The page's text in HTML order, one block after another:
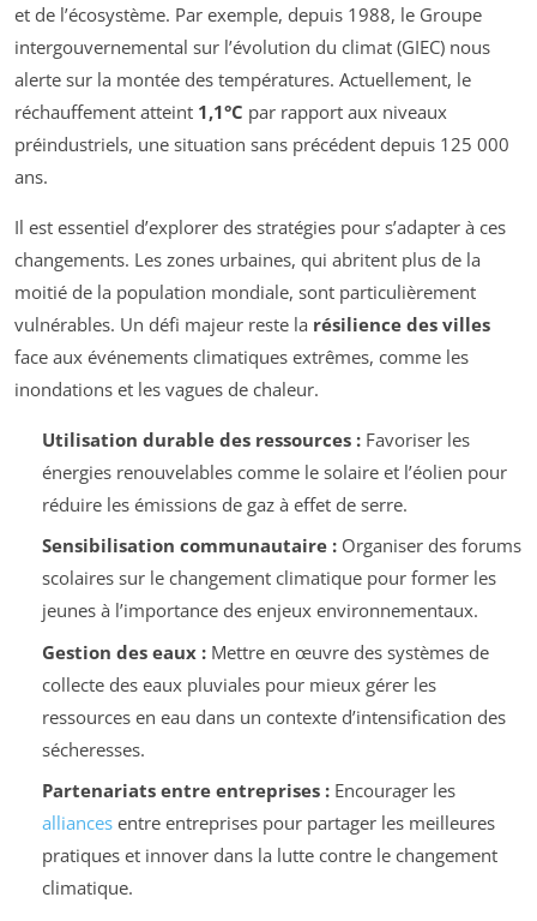
et de l’écosystème. Par exemple, depuis 1988, le Groupe
intergouvernemental sur l’évolution du climat (GIEC) nous
alerte sur la montée des températures. Actuellement, le
réchauffement atteint 1,1°C par rapport aux niveaux
préindustriels, une situation sans précédent depuis 125 000
ans.
Il est essentiel d’explorer des stratégies pour s’adapter à ces
changements. Les zones urbaines, qui abritent plus de la
moitié de la population mondiale, sont particulièrement
vulnérables. Un défi majeur reste la résilience des villes
face aux événements climatiques extrêmes, comme les
inondations et les vagues de chaleur.
Utilisation durable des ressources :Favoriser les
énergies renouvelables comme le solaire et l’éolien pour
réduire les émissions de gaz à effet de serre.
Sensibilisation communautaire :Organiser des forums
scolaires sur le changement climatique pour former les
jeunes à l’importance des enjeux environnementaux.
Gestion des eaux :Mettre en œuvre des systèmes de
collecte des eaux pluviales pour mieux gérer les
ressources en eau dans un contexte d’intensification des
sécheresses.
Partenariats entre entreprises :Encourager les
alliancesentre entreprises pour partager les meilleures
pratiques et innover dans la lutte contre le changement
climatique.